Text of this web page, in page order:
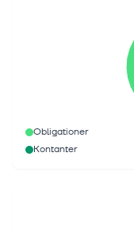
Obligationer
Kontanter